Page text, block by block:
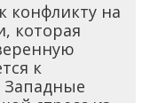
конфликту на
которая
к
Западные